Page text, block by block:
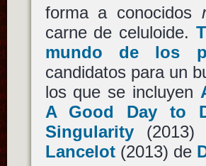
forma a conocidos
carne de celuloide.
mundo de los
candidatos para un
los que se incluyen
A Good Day to
Singularity(2013)
Lancelot(2013) de